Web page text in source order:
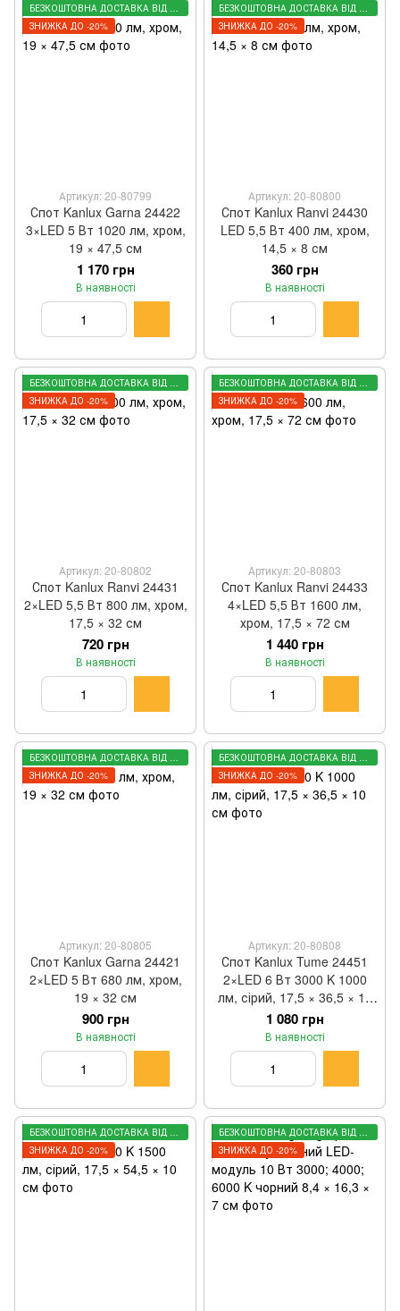
БЕЗКОШТОВНА ДОСТАВКА ВІД 3000 ГРН
ЗНИЖКА ДО -20%
Артикул: 20-80799
Спот Kanlux Garna 24422
3×LED 5 Вт 1020 лм, хром,
19 × 47,5 см
1 170 грн
В наявності
БЕЗКОШТОВНА ДОСТАВКА ВІД 3000 ГРН
ЗНИЖКА ДО -20%
Артикул: 20-80800
Спот Kanlux Ranvi 24430
LED 5,5 Вт 400 лм, хром,
14,5 × 8 см
360 грн
В наявності
БЕЗКОШТОВНА ДОСТАВКА ВІД 3000 ГРН
ЗНИЖКА ДО -20%
Артикул: 20-80802
Спот Kanlux Ranvi 24431
2×LED 5,5 Вт 800 лм, хром,
17,5 × 32 см
720 грн
В наявності
БЕЗКОШТОВНА ДОСТАВКА ВІД 3000 ГРН
ЗНИЖКА ДО -20%
Артикул: 20-80803
Спот Kanlux Ranvi 24433
4×LED 5,5 Вт 1600 лм,
хром, 17,5 × 72 см
1 440 грн
В наявності
БЕЗКОШТОВНА ДОСТАВКА ВІД 3000 ГРН
ЗНИЖКА ДО -20%
Артикул: 20-80805
Спот Kanlux Garna 24421
2×LED 5 Вт 680 лм, хром,
19 × 32 см
900 грн
В наявності
БЕЗКОШТОВНА ДОСТАВКА ВІД 3000 ГРН
ЗНИЖКА ДО -20%
Артикул: 20-80808
Спот Kanlux Tume 24451
2×LED 6 Вт 3000 K 1000
лм, сірий, 17,5 × 36,5 × 10
см
1 080 грн
В наявності
БЕЗКОШТОВНА ДОСТАВКА ВІД 3000 ГРН
ЗНИЖКА ДО -20%
БЕЗКОШТОВНА ДОСТАВКА ВІД 3000 ГРН
ЗНИЖКА ДО -20%